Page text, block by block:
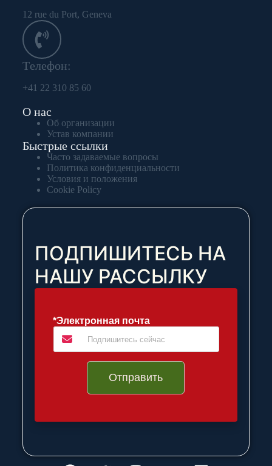
12 rue du Port, Geneva
Tелефон:
+41 22 310 85 60
О нас
Об организации
Устав компании
Быстрые ссылки
Часто задаваемые вопросы
Политика конфиденциальности
Условия и положения
Cookie Policy
ПОДПИШИТЕСЬ НА
НАШУ РАССЫЛКУ
*Электронная почта
Отправить